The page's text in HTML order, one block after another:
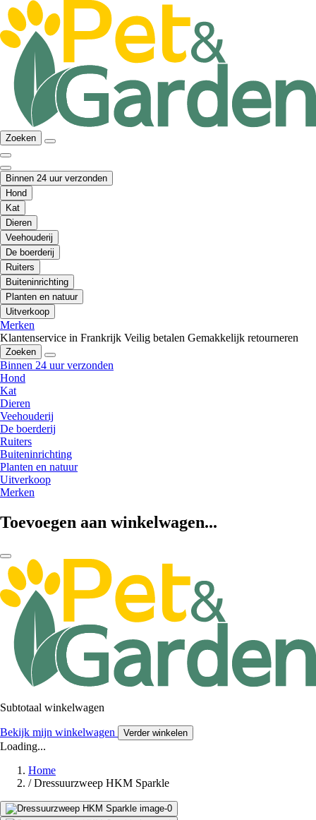
Zoeken
Binnen 24 uur verzonden
Hond
Kat
Dieren
Veehouderij
De boerderij
Ruiters
Buiteninrichting
Planten en natuur
Uitverkoop
Merken
Klantenservice in Frankrijk Veilig betalen Gemakkelijk retourneren
Zoeken
Binnen 24 uur verzonden
Hond
Kat
Dieren
Veehouderij
De boerderij
Ruiters
Buiteninrichting
Planten en natuur
Uitverkoop
Merken
Toevoegen aan winkelwagen...
Subtotaal winkelwagen
Bekijk mijn winkelwagen Verder winkelen
Loading...
Home
/ Dressuurzweep HKM Sparkle